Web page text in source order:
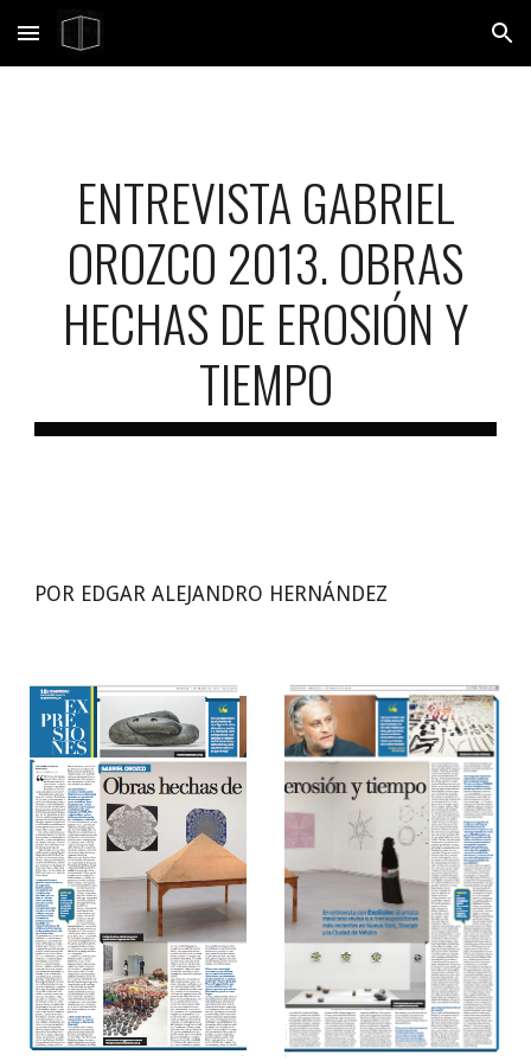
Skip to main content Skip to navigation
ENTREVISTA GABRIEL
OROZCO 2013. OBRAS
HECHAS DE EROSIÓN Y
TIEMPO
POR EDGAR ALEJANDRO HERNÁNDEZ